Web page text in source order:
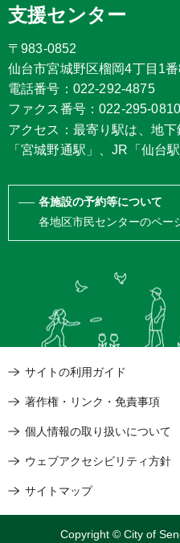
支援センター
〒983-0852
仙台市宮城野区榴岡4丁目1
電話番号：022-292-4875
ファクス番号：022-295-0810
アクセス：最寄り駅は、地下
「宮城野通駅」、JR「仙台駅
各施設の予約等について
各地区市民センターのペー
サイトの利用ガイド
著作権・リンク・免責事項
個人情報の取り扱いについて
ウェブアクセシビリティ方針
サイトマップ
Copyright © City of